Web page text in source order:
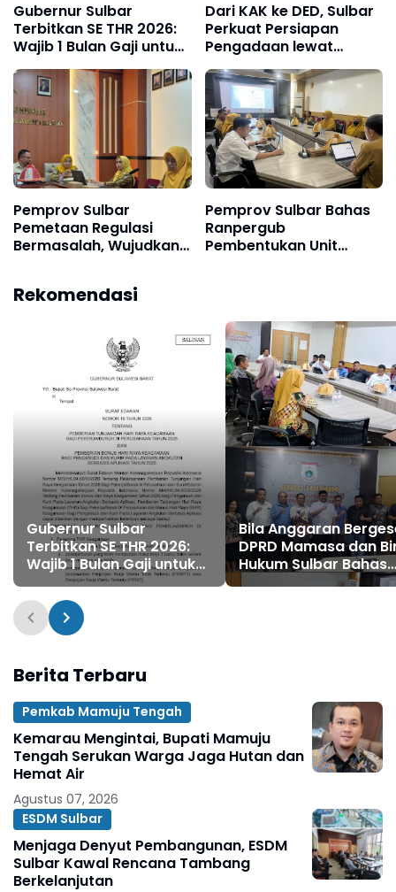
Gubernur Sulbar
Terbitkan SE THR 2026:
Wajib 1 Bulan Gaji untuk
Pekerja
Dari KAK ke DED, Sulbar
Perkuat Persiapan
Pengadaan lewat
Clearing House
Pemprov Sulbar
Pemetaan Regulasi
Bermasalah, Wujudkan
Pemprov Sulbar Bahas
Ranpergub
Pembentukan Unit
Rekomendasi
Gubernur Sulbar
Terbitkan SE THR 2026:
Wajib 1 Bulan Gaji untuk
Pekerja
Bila Anggaran
DPRD Mamasa dan
Hukum Sulbar Bahas
Kepastian Hukum
Berita Terbaru
Pemkab Mamuju Tengah
Kemarau Mengintai, Bupati Mamuju
Tengah Serukan Warga Jaga Hutan dan
Hemat Air
Agustus 07, 2026
ESDM Sulbar
Menjaga Denyut Pembangunan, ESDM
Sulbar Kawal Rencana Tambang
Berkelanjutan